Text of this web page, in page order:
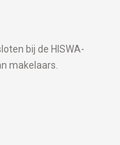
bij de HISWA-
makelaars.